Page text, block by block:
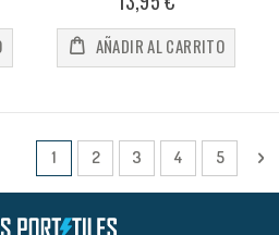
AÑADIR AL CARRITO
Página
Actualmente estás leyendo
1 Página
2 Página
3 Página
4 Página
5